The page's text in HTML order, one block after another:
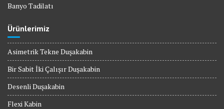
Banyo Tadilatı
Ürünlerimiz
Asimetrik Tekne Duşakabin
Bir Sabit İki Çalışır Duşakabin
Desenli Duşakabin
Flexi Kabin